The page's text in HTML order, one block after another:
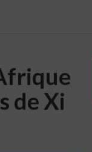
de Xi